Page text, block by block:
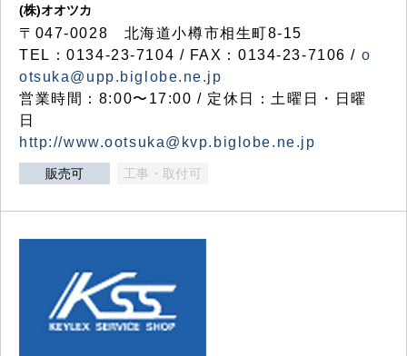
(株)オオツカ
〒047-0028 北海道小樽市相生町8-15
TEL：0134-23-7104 / FAX：0134-23-7106 / o
otsuka@upp.biglobe.ne.jp
営業時間：8:00〜17:00 / 定休日：土曜日・日曜
日
http://www.ootsuka@kvp.biglobe.ne.jp
販売可 工事・取付可